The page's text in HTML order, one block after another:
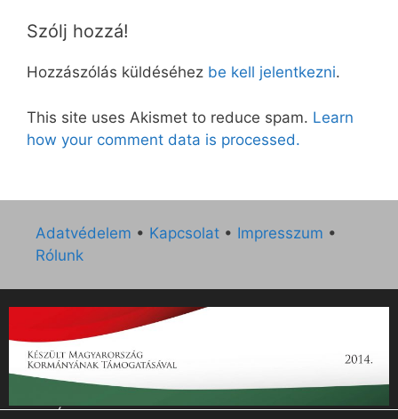
Szólj hozzá!
Hozzászólás küldéséhez be kell jelentkezni.
This site uses Akismet to reduce spam. Learn
how your comment data is processed.
Adatvédelem • Kapcsolat • Impresszum •
Rólunk
„Az Új Ember katolikus hetilap 2014. évi működésének